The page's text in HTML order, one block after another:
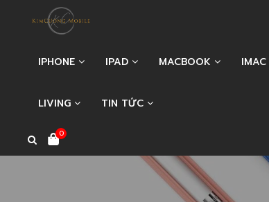
IPHONE IPAD MACBOOK IMAC
LIVING TIN TỨC
0